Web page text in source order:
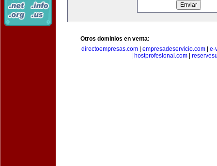
Otros dominios en venta:
directoempresas.com
empresadeservicio.com
e-
hostprofesional.com|